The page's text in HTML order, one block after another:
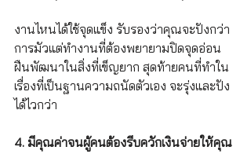
งานไหนได้ใช้จุดแข็ง รับรองว่าคุณจะปังกว่า
การมัวแต่ทำงานที่ต้องพยายามปิดจุดอ่อน
ฝืนพัฒนาในสิ่งที่เข็ญยาก สุดท้ายคนที่ทำใน
เรื่องที่เป็นฐานความถนัดตัวเอง จะรุ่งและปัง
ได้ไวกว่า
4. มีคุณค่าจนผู้คนต้องรีบควักเงินจ่ายให้คุณ